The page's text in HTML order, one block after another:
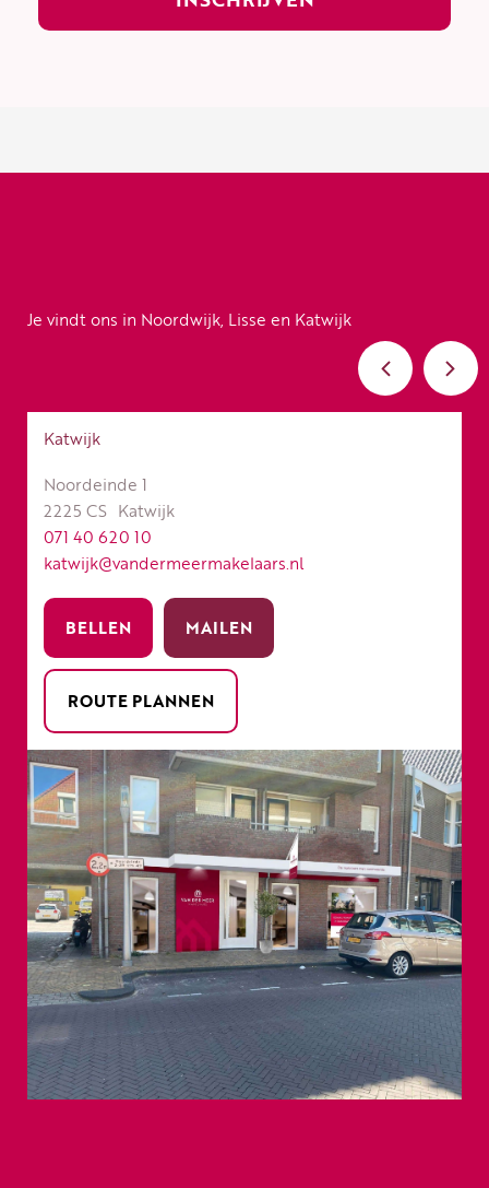
Je vindt ons in Noordwijk, Lisse en Katwijk
Katwijk
Noordeinde 1
2225 CS Katwijk
071 40 620 10
katwijk@vandermeermakelaars.nl
BELLEN MAILEN
ROUTE PLANNEN